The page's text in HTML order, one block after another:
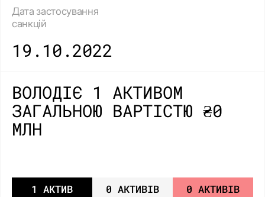
Дата застосування
санкцій
19.10.2022
ВОЛОДІЄ 1 АКТИВОМ
ЗАГАЛЬНОЮ ВАРТІСТЮ ₴0
МЛН
1 АКТИВ 0 АКТИВІВ 0 АКТИВІВ